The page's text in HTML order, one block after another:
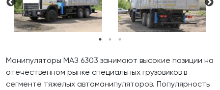
Манипуляторы МАЗ 6303 занимают высокие позиции на
отечественном рынке специальных грузовиков в
сегменте тяжелых автоманипуляторов. Популярность